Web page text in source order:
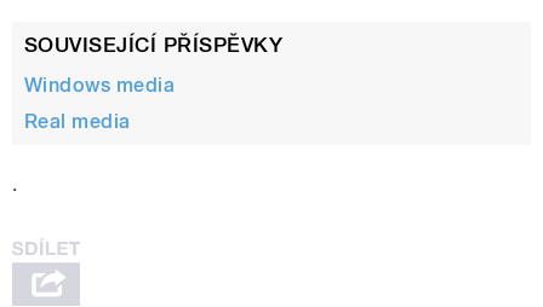
SOUVISEJÍCÍ PŘÍSPĚVKY
Windows media
Real media
.